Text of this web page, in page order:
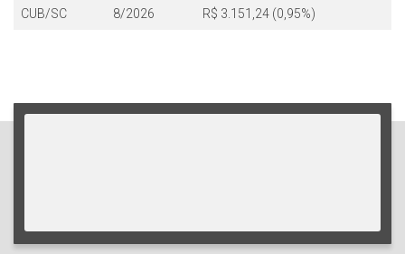
CUB/SC 8/2026 R$ 3.151,24 (0,95%)